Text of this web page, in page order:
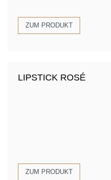
ZUM PRODUKT
LIPSTICK ROSÉ
ZUM PRODUKT